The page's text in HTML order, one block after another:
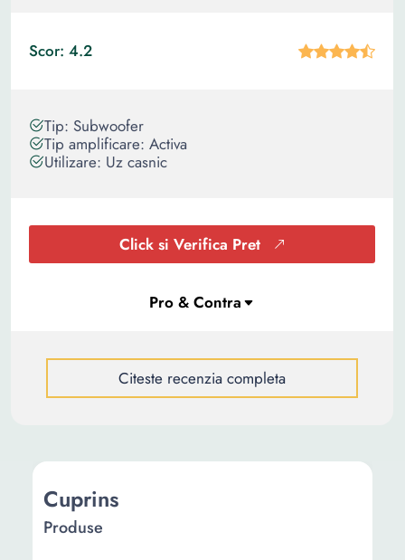
Scor: 4.2
Tip: Subwoofer
Tip amplificare: Activa
Utilizare: Uz casnic
Click si Verifica Pret
Citeste recenzia completa
Cuprins
Produse